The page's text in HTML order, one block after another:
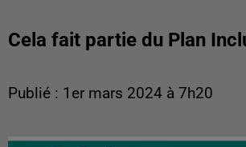
Cela fait partie du Plan
Publié : 1er mars 2024 à 7h20